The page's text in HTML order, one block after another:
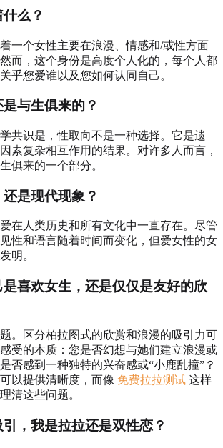
么？
一个女性主要在浪漫、情感和/或性方面
而，这个身份是高度个人化的，每个人都
乎您爱谁以及您如何认同自己。
与生俱来的？
共识是，性取向不是一种选择。它是遗
素复杂相互作用的结果。对许多人而言，
俱来的一个部分。
是现代现象？
在人类历史和所有文化中一直存在。尽管
性和语言随着时间而变化，但爱女性的女
明。
喜欢女生，还是仅仅是友好的欣
。区分柏拉图式的欣赏和浪漫的吸引力可
受的本质：您是否幻想与她们建立浪漫或
否感到一种独特的兴奋感或“小鹿乱撞”？
以提供清晰度，而像 免费拉拉测试 这样
清这些问题。
，我是拉拉还是双性恋？